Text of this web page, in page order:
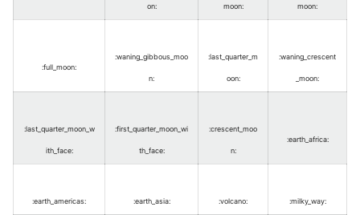
on: moon: moon:
:full_moon:
:waning_gibbous_moo
n:
:last_quarter_m
oon:
:waning_crescent
_moon:
:last_quarter_moon_w
ith_face:
:first_quarter_moon_wi
th_face:
:crescent_moo
n:
:earth_africa:
:earth_americas: :earth_asia: :volcano: :milky_way: